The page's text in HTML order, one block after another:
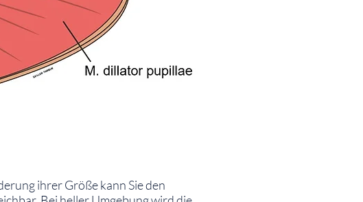
ihrer Größe kann Sie den